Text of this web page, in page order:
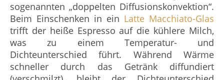
sogenannten „doppelten Diffusionskonvektion“.
Beim Einschenken in ein Latte Macchiato-Glas
trifft der heiße Espresso auf die kühlere Milch,
was zu einem Temperatur- und
Dichteunterschied führt. Während Wärme
schneller durch das Getränk diffundiert